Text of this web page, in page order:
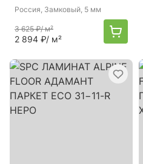
Россия, Замковый, 5 мм
3 625 ₽/ м²
2 894 ₽/ м²